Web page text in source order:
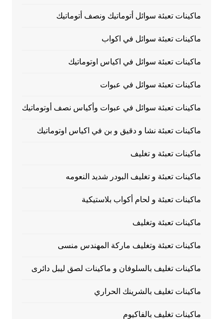
ماكينات تعبئة سوائل أتوماتيك ونصف أتوماتيك
ماكينات تعبئة سوائل في اكواب
ماكينات تعبئة سوائل في اكياس اوتوماتيك
ماكينات تعبئة سوائل في عبوات
ماكينات تعبئة سوائل في عبوات وأكياس نصف أوتوماتيك
ماكينات تعبئة نشا و دقيق و بن في اكياس اوتوماتيك
ماكينات تعبئة و تغليف
ماكينات تعبئة و تغليف البودر شديد النعومه
ماكينات تعبئة و لحام أكواب بلاستيكية
ماكينات تعبئة وتغليف
ماكينات تعبئة وتغليف ماركة المهندس منسى
ماكينات تغليف بالسلوفان و ماكينات لصق ليبل دائرى
ماكينات تغليف بالشرينك الحراري
ماكينات تغليف بالفاكيوم